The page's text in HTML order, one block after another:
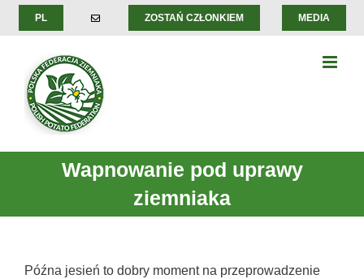
Skip
PL ZOSTAŃ CZŁONKIEM MEDIA
Wapnowanie pod uprawy
ziemniaka
Późna jesień to dobry moment na przeprowadzenie